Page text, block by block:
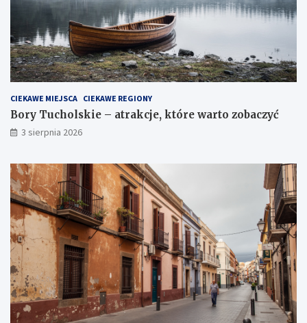
CIEKAWE MIEJSCA CIEKAWE REGIONY
Bory Tucholskie – atrakcje, które warto zobaczyć
3 sierpnia 2026